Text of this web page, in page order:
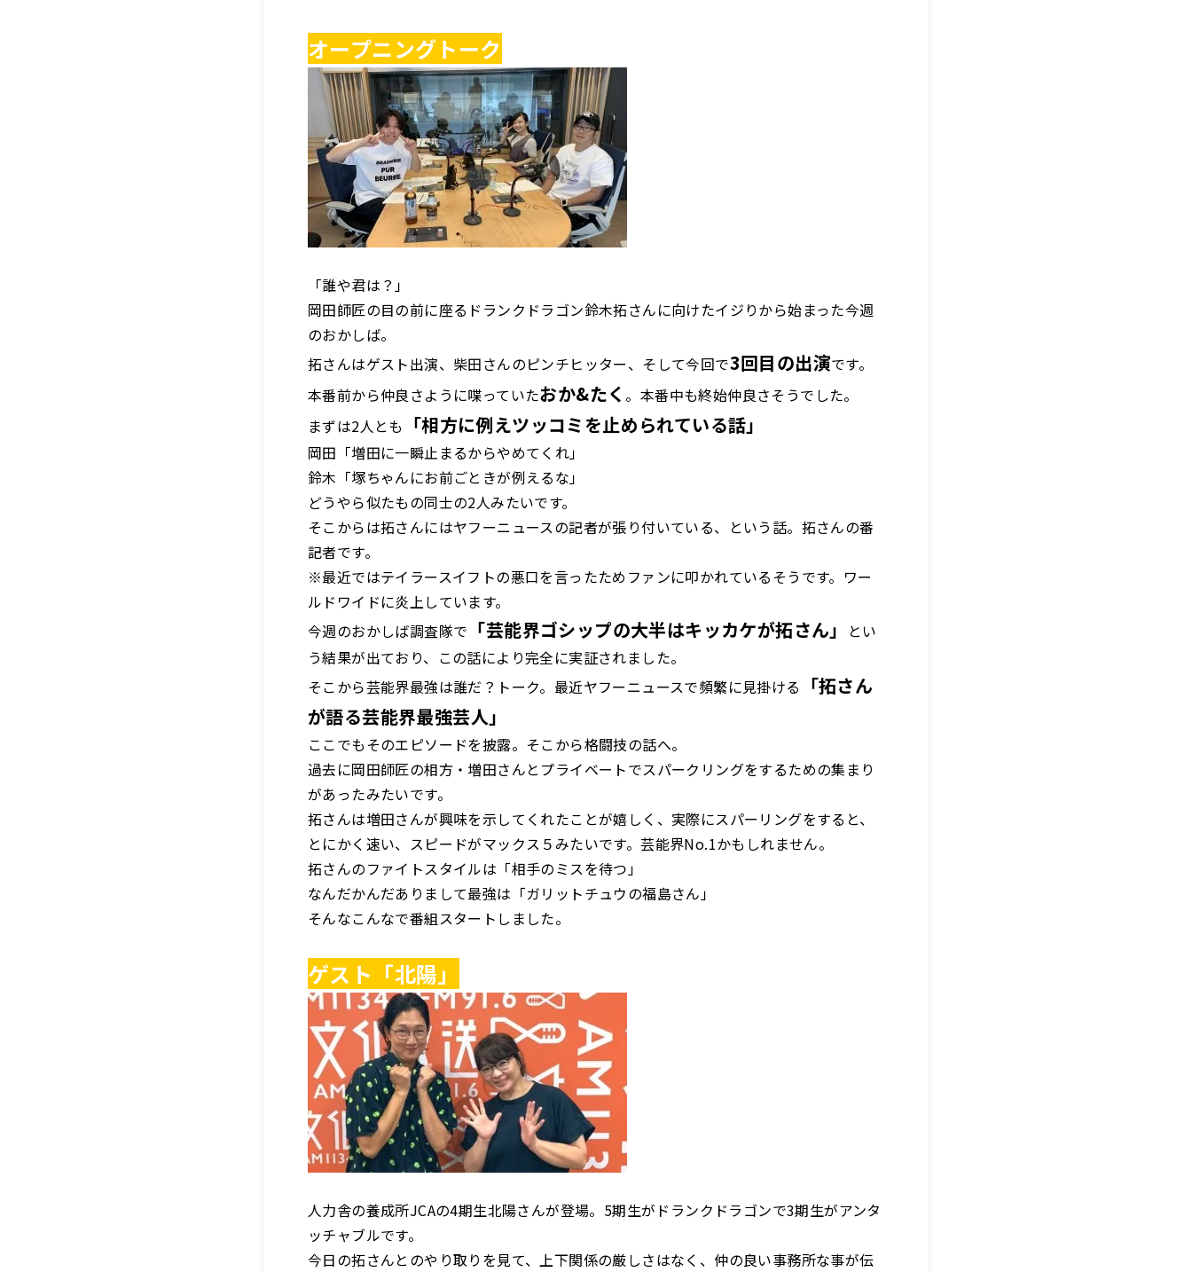
オープニングトーク
「誰や君は？」
岡田師匠の目の前に座るドランクドラゴン鈴木拓さんに向けたイジりから始まった今週
のおかしば。
拓さんはゲスト出演、柴田さんのピンチヒッター、そして今回で3回目の出演です。
本番前から仲良さように喋っていたおか&たく 。本番中も終始仲良さそうでした。
まずは2人とも
「相方に例えツッコミを止められている話」
岡田「増田に一瞬止まるからやめてくれ」
鈴木「塚ちゃんにお前ごときが例えるな」
どうやら似たもの同士の2人みたいです。
そこからは拓さんにはヤフーニュースの記者が張り付いている、という話。拓さんの番
記者です。
※最近ではテイラースイフトの悪口を言ったためファンに叩かれているそうです。ワー
ルドワイドに炎上しています。
今週のおかしば調査隊で 「芸能界ゴシップの大半はキッカケが拓さん」
とい
う結果が出ており、この話により完全に実証されました。
そこから芸能界最強は誰だ？トーク。最近ヤフーニュースで頻繁に見掛ける
「拓さん
が語る芸能界最強芸人」
ここでもそのエピソードを披露。そこから格闘技の話へ。
過去に岡田師匠の相方・増田さんとプライベートでスパークリングをするための集まり
があったみたいです。
拓さんは増田さんが興味を示してくれたことが嬉しく、実際にスパーリングをすると、
とにかく速い、スピードがマックス５みたいです。芸能界No.1かもしれません。
拓さんのファイトスタイルは「相手のミスを待つ」
なんだかんだありまして最強は「ガリットチュウの福島さん」
そんなこんなで番組スタートしました。
ゲスト「北陽」
人力舎の養成所JCAの4期生北陽さんが登場。5期生がドランクドラゴンで3期生がアンタ
ッチャブルです。
今日の拓さんとのやり取りを見て、上下関係の厳しさはなく、仲の良い事務所な事が伝